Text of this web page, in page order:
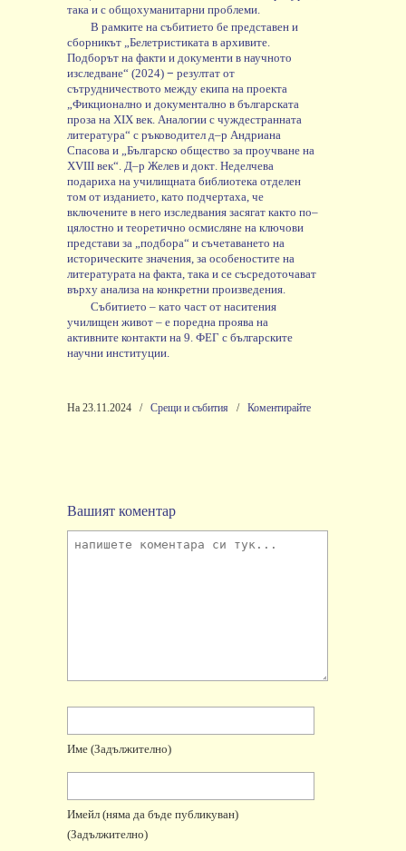
така и с общохуманитарни проблеми.
В рамките на събитието бе представен и
сборникът „Белетристиката в архивите.
Подборът на факти и документи в научното
изследване“ (2024) − резултат от
сътрудничеството между екипа на проекта
„Фикционално и документално в българската
проза на XIX век. Аналогии с чуждестранната
литература“ с ръководител д–р Андриана
Спасова и „Българско общество за проучване на
XVIII век“. Д–р Желев и докт. Неделчева
подариха на училищната библиотека отделен
том от изданието, като подчертаха, че
включените в него изследвания засягат както по–
цялостно и теоретично осмисляне на ключови
представи за „подбора“ и съчетаването на
историческите значения, за особеностите на
литературата на факта, така и се съсредоточават
върху анализа на конкретни произведения.
Събитието – като част от наситения
училищен живот – е поредна проява на
активните контакти на 9. ФЕГ с българските
научни институции.
На 23.11.2024 / Срещи и събития / Коментирайте
Вашият коментар
Име (задължително)
Имейл (няма да бъде публикуван)
(задължително)